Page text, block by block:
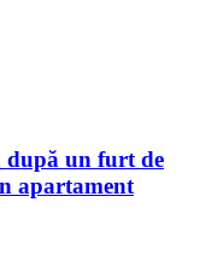
după un furt de
apartament